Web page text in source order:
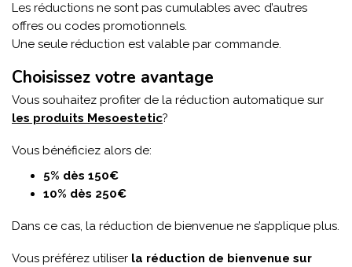
Les réductions ne sont pas cumulables avec d’autres
offres ou codes promotionnels.
Une seule réduction est valable par commande.
Choisissez votre avantage
Vous souhaitez profiter de la réduction automatique sur
les produits Mesoestetic?
Vous bénéficiez alors de:
5% dès 150€
10% dès 250€
Dans ce cas, la réduction de bienvenue ne s’applique plus.
Vous préférez utiliser la réduction de bienvenue sur